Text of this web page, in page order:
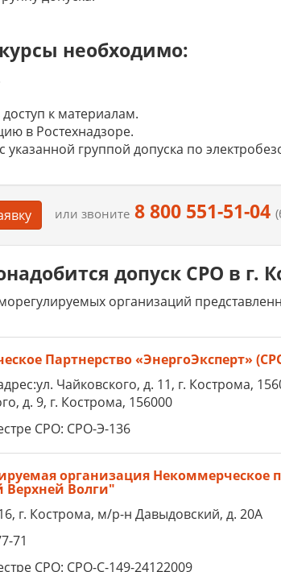
необходимо:
к материалам.
в Ростехнадзоре.
указанной группой допуска по
или звоните8 800 551-51-04
допуск СРО в г.
организаций
Партнерство «ЭнергоЭксперт»
Чайковского, д. 11, г. Кострома,
д. 9, г. Кострома, 156000
СРО: СРО-Э-136
организация Некоммерческое
Верхней Волги"
г. Кострома, м/р-н Давыдовский, д. 20А
71
СРО: СРО-С-149-24122009